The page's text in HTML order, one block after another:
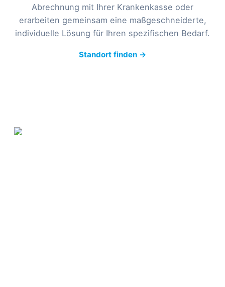
Abrechnung mit Ihrer Krankenkasse oder
erarbeiten gemeinsam eine maßgeschneiderte,
individuelle Lösung für Ihren spezifischen Bedarf.
Standort finden →